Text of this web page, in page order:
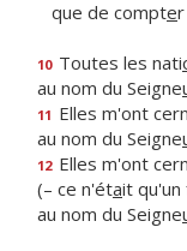
que de compte
10 Toutes les nati
au nom du Seigne
11 Elles m'ont cern
au nom du Seigne
12 Elles m'ont cern
(– ce n'était qu'un
au nom du Seigne